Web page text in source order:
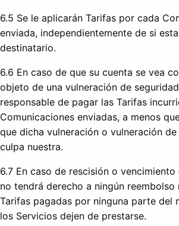
6.5 Se le aplicarán Tarifas por cada
enviada, independientemente de si
destinatario.
6.6 En caso de que su cuenta se vea
objeto de una vulneración de
responsable de pagar las Tarifas
Comunicaciones enviadas, a menos
que dicha vulneración o vulneración
culpa nuestra.
6.7 En caso de rescisión o
no tendrá derecho a ningún reembolso
Tarifas pagadas por ninguna parte del
los Servicios dejen de prestarse.